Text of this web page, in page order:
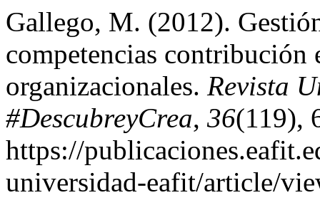
Gallego, M. (2012).
competencias
organizacionales. Revista
#DescubreyCrea, 36(119),
https://
universidad-eafit/article/